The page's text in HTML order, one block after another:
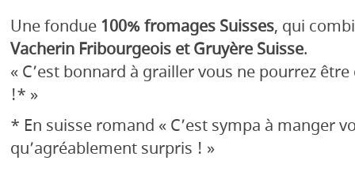
Une fondue 100% fromages Suisses, qui
Vacherin Fribourgeois et Gruyère Suisse.
« C’est bonnard à grailler vous ne pourrez
!* »
* En suisse romand « C’est sympa à manger
qu’agréablement surpris ! »